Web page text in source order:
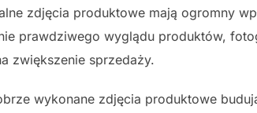
zdjęcia produktowe mają ogromny
prawdziwego wyglądu produktów,
zwiększenie sprzedaży.
wykonane zdjęcia produktowe